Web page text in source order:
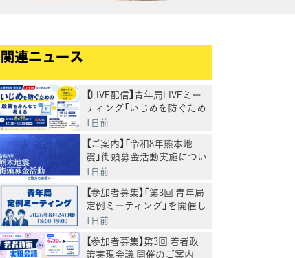
関連ニュース
【LIVE配信】青年局LIVEミー
ティング「いじめを防ぐため
の政策をみんなで考える」
1日前
【ご案内】「令和8年熊本地
震」街頭募金活動実施につい
て
1日前
【参加者募集】「第3回 青年局
定例ミーティング」を開催し
ます
1日前
【参加者募集】第3回 若者政
策実現会議 開催のご案内